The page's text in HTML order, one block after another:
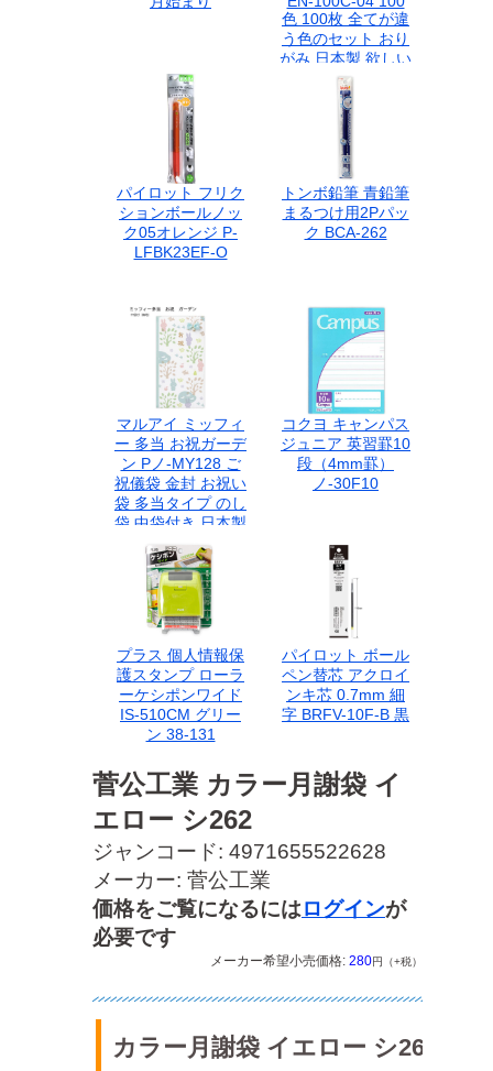
菅公工業 カラー月謝袋 イ
エロー シ262
ジャンコード: 4971655522628
メーカー: 菅公工業
価格をご覧になるにはログインが
必要です
メーカー希望小売価格: 280円（+税）
カラー月謝袋 イエロー シ262
色 100枚 全てが違
う色のセット おり
がみ 日本製 欲しい
色がきっと見つか
る
パイロット フリク
ションボールノッ
ク05オレンジ P-
LFBK23EF-O
トンボ鉛筆 青鉛筆
まるつけ用2Pパッ
ク BCA-262
マルアイ ミッフィ
ー 多当 お祝ガーデ
ン Pノ-MY128 ご
祝儀袋 金封 お祝い
袋 多当タイプ のし
袋 中袋付き 日本製
キャラクター 可愛
い イラスト ギフト
出産祝い ベビー キ
ッズ 結婚祝い お礼
紙製品 冠婚葬祭
コクヨ キャンパス
ジュニア 英習罫10
段（4mm罫）
ノ-30F10
プラス 個人情報保
護スタンプ ローラ
ーケシポンワイド
IS-510CM グリー
ン 38-131
パイロット ボール
ペン替芯 アクロイ
ンキ芯 0.7mm 細
字 BRFV-10F-B 黒